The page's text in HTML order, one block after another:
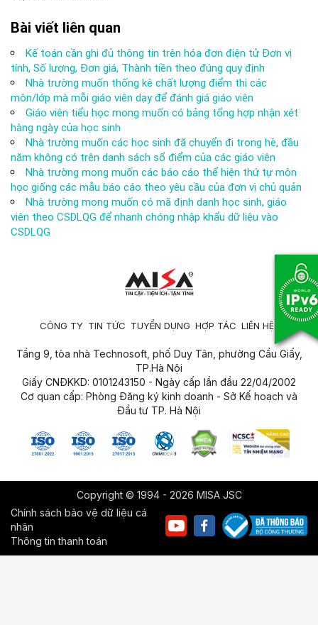
Bài viết liên quan
Kế toán cần ghi đủ thông tin trên hóa đơn điện tử Đơn vị
tính, Số lượng, Đơn giá, Thành tiền theo đúng quy định
Nhà trường muốn thống kê chất lượng điểm thi các
môn/lớp mà mỗi giáo viên dạy để đánh giá giáo viên
Giáo viên tiểu học mong muốn có bảng tổng hợp nhận xét
hàng ngày của học sinh
Nhà trường muốn các học sinh đã chuyển đi trong hè, đầu
năm không có trên danh sách sổ điểm của các giáo viên
Nhà trường mong muốn các báo cáo thể hiện thứ tự môn
học giống các mẫu báo cáo theo yêu cầu của đơn vị chủ quản
Nhà trường mong muốn có mã định danh học sinh, giáo
viên theo CSDLQG để nhanh chóng nhập khẩu dữ liệu vào
CSDLQG
CÔNG TY TIN TỨC TUYỂN DỤNG HỢP TÁC LIÊN HỆ
Tầng 9, tòa nhà Technosoft, phố Duy Tân, phường Cầu Giấy,
TP.Hà Nội
Giấy CNĐKKD: 0101243150 - Ngày cấp lần đầu 22/04/2002
Cơ quan cấp: Phòng Đăng ký kinh doanh - Sở Kế hoạch và
Đầu tư TP. Hà Nội
Copyright © 1994 - 2026 MISA JSC
Chính sách bảo vệ dữ liệu cá
nhân
Thông tin thanh toán